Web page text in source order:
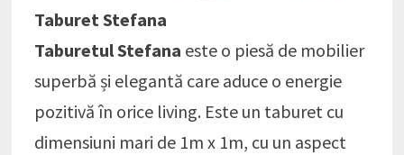
Taburet Stefana
Taburetul Stefana este o piesă de mobilier
superbă și elegantă care aduce o energie
pozitivă în orice living. Este un taburet cu
dimensiuni mari de 1m x 1m, cu un aspect